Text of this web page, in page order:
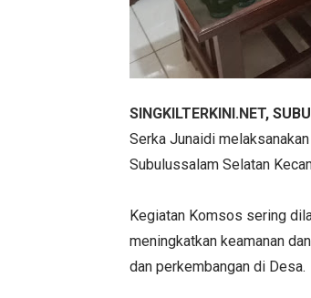
SINGKILTERKINI.NET,
Serka Junaidi
Subulussalam Selatan
Kegiatan Komsos sering
meningkatkan keamanan
dan perkembangan di Desa.